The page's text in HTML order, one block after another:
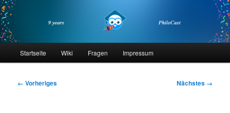
Zum
primären
Inhalt
springenphilocast
Startseite Wiki Fragen Impressum
Bilder-
← Vorheriges Nächstes →